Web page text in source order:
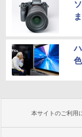
本サイトのご利用